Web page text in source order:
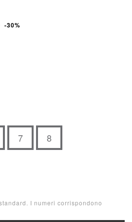
-30%
7 8
I numeri corrispondono